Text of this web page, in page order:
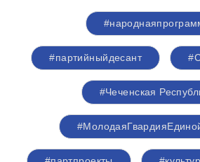
#партийныйдесант
#Чеченская